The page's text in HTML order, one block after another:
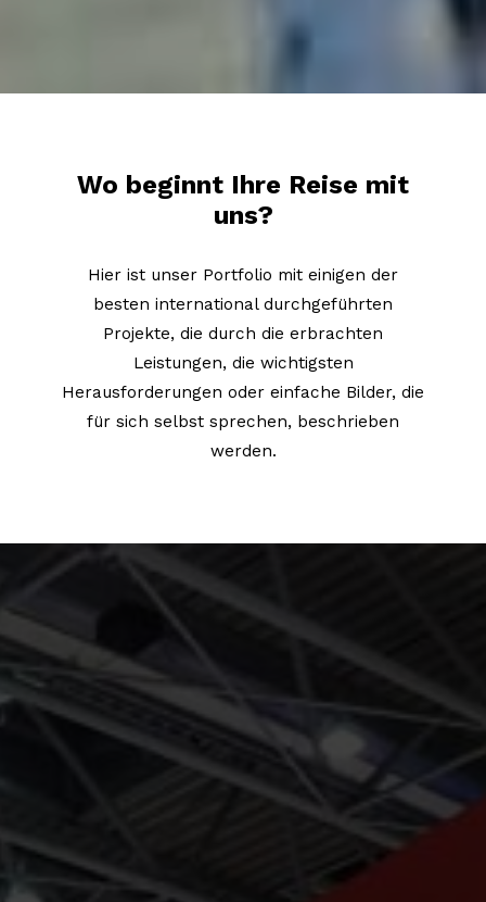
Wo beginnt Ihre Reise mit
uns?
Hier ist unser Portfolio mit einigen der
besten international durchgeführten
Projekte, die durch die erbrachten
Leistungen, die wichtigsten
Herausforderungen oder einfache Bilder, die
für sich selbst sprechen, beschrieben
werden.